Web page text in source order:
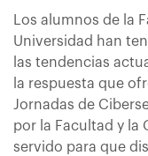
Los alumnos de la
Universidad han
las tendencias
la respuesta que
Jornadas de
por la Facultad y la
servido para que